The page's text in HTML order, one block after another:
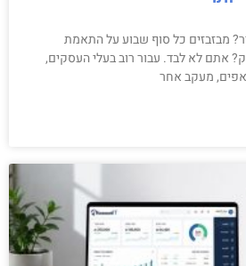
מבזבזים כל סוף שבוע על התאמת
אתם לא לבד. עבור רוב בעלי העסקים,
מעקב אחר